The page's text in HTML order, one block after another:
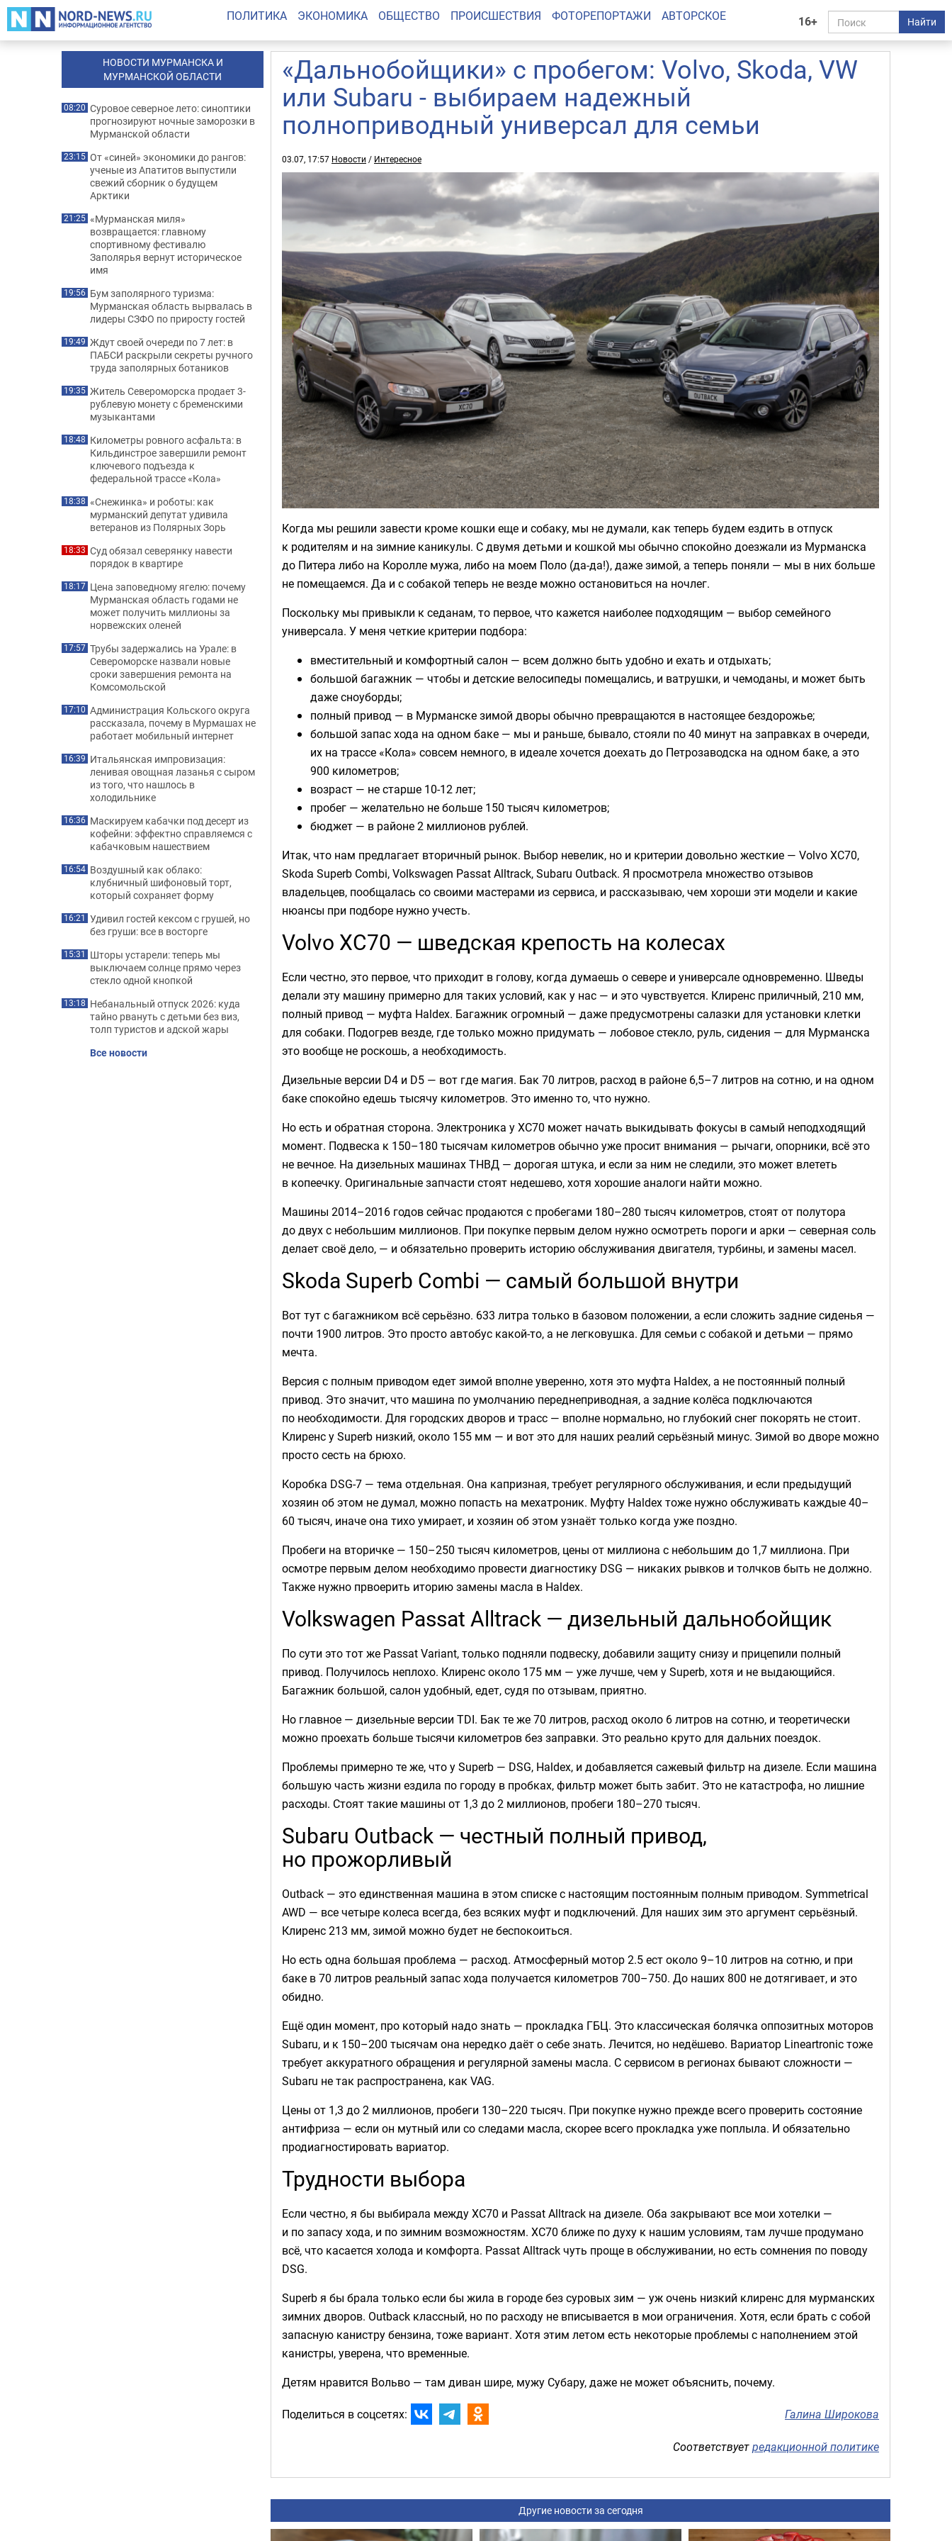
16+ Найти
ПОЛИТИКА ЭКОНОМИКА ОБЩЕСТВО ПРОИСШЕСТВИЯ ФОТОРЕПОРТАЖИ АВТОРСКОЕ
«Дальнобойщики» с пробегом: Volvo, Skoda, VW
или Subaru - выбираем надежный
полноприводный универсал для семьи
03.07, 17:57 Новости / Интересное
Когда мы решили завести кроме кошки еще и собаку, мы не думали, как теперь будем ездить в отпуск
к родителям и на зимние каникулы. С двумя детьми и кошкой мы обычно спокойно доезжали из Мурманска
до Питера либо на Королле мужа, либо на моем Поло (да-да!), даже зимой, а теперь поняли — мы в них больше
не помещаемся. Да и с собакой теперь не везде можно остановиться на ночлег.
Поскольку мы привыкли к седанам, то первое, что кажется наиболее подходящим — выбор семейного
универсала. У меня четкие критерии подбора:
вместительный и комфортный салон — всем должно быть удобно и ехать и отдыхать;
большой багажник — чтобы и детские велосипеды помещались, и ватрушки, и чемоданы, и может быть
даже сноуборды;
полный привод — в Мурманске зимой дворы обычно превращаются в настоящее бездорожье;
большой запас хода на одном баке — мы и раньше, бывало, стояли по 40 минут на заправках в очереди,
их на трассе «Кола» совсем немного, в идеале хочется доехать до Петрозаводска на одном баке, а это
900 километров;
возраст — не старше 10-12 лет;
пробег — желательно не больше 150 тысяч километров;
бюджет — в районе 2 миллионов рублей.
Итак, что нам предлагает вторичный рынок. Выбор невелик, но и критерии довольно жесткие — Volvo XC70,
Skoda Superb Combi, Volkswagen Passat Alltrack, Subaru Outback. Я просмотрела множество отзывов
владельцев, пообщалась со своими мастерами из сервиса, и рассказываю, чем хороши эти модели и какие
нюансы при подборе нужно учесть.
Volvo XC70 — шведская крепость на колесах
Если честно, это первое, что приходит в голову, когда думаешь о севере и универсале одновременно. Шведы
делали эту машину примерно для таких условий, как у нас — и это чувствуется. Клиренс приличный, 210 мм,
полный привод — муфта Haldex. Багажник огромный — даже предусмотрены салазки для установки клетки
для собаки. Подогрев везде, где только можно придумать — лобовое стекло, руль, сидения — для Мурманска
это вообще не роскошь, а необходимость.
Дизельные версии D4 и D5 — вот где магия. Бак 70 литров, расход в районе 6,5–7 литров на сотню, и на одном
баке спокойно едешь тысячу километров. Это именно то, что нужно.
Но есть и обратная сторона. Электроника у XC70 может начать выкидывать фокусы в самый неподходящий
момент. Подвеска к 150–180 тысячам километров обычно уже просит внимания — рычаги, опорники, всё это
не вечное. На дизельных машинах ТНВД — дорогая штука, и если за ним не следили, это может влететь
в копеечку. Оригинальные запчасти стоят недешево, хотя хорошие аналоги найти можно.
Машины 2014–2016 годов сейчас продаются с пробегами 180–280 тысяч километров, стоят от полутора
до двух с небольшим миллионов. При покупке первым делом нужно осмотреть пороги и арки — северная соль
делает своё дело, — и обязательно проверить историю обслуживания двигателя, турбины, и замены масел.
Skoda Superb Combi — самый большой внутри
Вот тут с багажником всё серьёзно. 633 литра только в базовом положении, а если сложить задние сиденья —
почти 1900 литров. Это просто автобус какой-то, а не легковушка. Для семьи с собакой и детьми — прямо
мечта.
Версия с полным приводом едет зимой вполне уверенно, хотя это муфта Haldex, а не постоянный полный
привод. Это значит, что машина по умолчанию переднеприводная, а задние колёса подключаются
по необходимости. Для городских дворов и трасс — вполне нормально, но глубокий снег покорять не стоит.
Клиренс у Superb низкий, около 155 мм — и вот это для наших реалий серьёзный минус. Зимой во дворе можно
просто сесть на брюхо.
Коробка DSG-7 — тема отдельная. Она капризная, требует регулярного обслуживания, и если предыдущий
хозяин об этом не думал, можно попасть на мехатроник. Муфту Haldex тоже нужно обслуживать каждые 40–
60 тысяч, иначе она тихо умирает, и хозяин об этом узнаёт только когда уже поздно.
Пробеги на вторичке — 150–250 тысяч километров, цены от миллиона с небольшим до 1,7 миллиона. При
осмотре первым делом необходимо провести диагностику DSG — никаких рывков и толчков быть не должно.
Также нужно првоерить иторию замены масла в Haldex.
Volkswagen Passat Alltrack — дизельный дальнобойщик
По сути это тот же Passat Variant, только подняли подвеску, добавили защиту снизу и прицепили полный
привод. Получилось неплохо. Клиренс около 175 мм — уже лучше, чем у Superb, хотя и не выдающийся.
Багажник большой, салон удобный, едет, судя по отзывам, приятно.
Но главное — дизельные версии TDI. Бак те же 70 литров, расход около 6 литров на сотню, и теоретически
можно проехать больше тысячи километров без заправки. Это реально круто для дальних поездок.
Проблемы примерно те же, что у Superb — DSG, Haldex, и добавляется сажевый фильтр на дизеле. Если машина
большую часть жизни ездила по городу в пробках, фильтр может быть забит. Это не катастрофа, но лишние
расходы. Стоят такие машины от 1,3 до 2 миллионов, пробеги 180–270 тысяч.
Subaru Outback — честный полный привод,
но прожорливый
Outback — это единственная машина в этом списке с настоящим постоянным полным приводом. Symmetrical
AWD — все четыре колеса всегда, без всяких муфт и подключений. Для наших зим это аргумент серьёзный.
Клиренс 213 мм, зимой можно будет не беспокоиться.
Но есть одна большая проблема — расход. Атмосферный мотор 2.5 ест около 9–10 литров на сотню, и при
баке в 70 литров реальный запас хода получается километров 700–750. До наших 800 не дотягивает, и это
обидно.
Ещё один момент, про который надо знать — прокладка ГБЦ. Это классическая болячка оппозитных моторов
Subaru, и к 150–200 тысячам она нередко даёт о себе знать. Лечится, но недёшево. Вариатор Lineartronic тоже
требует аккуратного обращения и регулярной замены масла. С сервисом в регионах бывают сложности —
Subaru не так распространена, как VAG.
Цены от 1,3 до 2 миллионов, пробеги 130–220 тысяч. При покупке нужно прежде всего проверить состояние
антифриза — если он мутный или со следами масла, скорее всего прокладка уже поплыла. И обязательно
продиагностировать вариатор.
Трудности выбора
Если честно, я бы выбирала между XC70 и Passat Alltrack на дизеле. Оба закрывают все мои хотелки —
и по запасу хода, и по зимним возможностям. XC70 ближе по духу к нашим условиям, там лучше продумано
всё, что касается холода и комфорта. Passat Alltrack чуть проще в обслуживании, но есть сомнения по поводу
DSG.
Superb я бы брала только если бы жила в городе без суровых зим — уж очень низкий клиренс для мурманских
зимних дворов. Outback классный, но по расходу не вписывается в мои ограничения. Хотя, если брать с собой
запасную канистру бензина, тоже вариант. Хотя этим летом есть некоторые проблемы с наполнением этой
канистры, уверена, что временные.
Детям нравится Вольво — там диван шире, мужу Субару, даже не может объяснить, почему.
Поделиться в соцсетях: Галина Широкова
Соответствуетредакционной политике
Другие новости за сегодня
НОВОСТИ МУРМАНСКА И
МУРМАНСКОЙ ОБЛАСТИ
08:20 Суровое северное лето: синоптики
прогнозируют ночные заморозки в
Мурманской области
23:15 От «синей» экономики до рангов:
ученые из Апатитов выпустили
свежий сборник о будущем
Арктики
21:25 «Мурманская миля»
возвращается: главному
спортивному фестивалю
Заполярья вернут историческое
имя
19:56 Бум заполярного туризма:
Мурманская область вырвалась в
лидеры СЗФО по приросту гостей
19:49 Ждут своей очереди по 7 лет: в
ПАБСИ раскрыли секреты ручного
труда заполярных ботаников
19:35 Житель Североморска продает 3-
рублевую монету с бременскими
музыкантами
18:48 Километры ровного асфальта: в
Кильдинстрое завершили ремонт
ключевого подъезда к
федеральной трассе «Кола»
18:38 «Снежинка» и роботы: как
мурманский депутат удивила
ветеранов из Полярных Зорь
18:33 Суд обязал северянку навести
порядок в квартире
18:17 Цена заповедному ягелю: почему
Мурманская область годами не
может получить миллионы за
норвежских оленей
17:57 Трубы задержались на Урале: в
Североморске назвали новые
сроки завершения ремонта на
Комсомольской
17:10 Администрация Кольского округа
рассказала, почему в Мурмашах не
работает мобильный интернет
16:39 Итальянская импровизация:
ленивая овощная лазанья с сыром
из того, что нашлось в
холодильнике
16:36 Маскируем кабачки под десерт из
кофейни: эффектно справляемся с
кабачковым нашествием
16:54 Воздушный как облако:
клубничный шифоновый торт,
который сохраняет форму
16:21 Удивил гостей кексом с грушей, но
без груши: все в восторге
15:31 Шторы устарели: теперь мы
выключаем солнце прямо через
стекло одной кнопкой
13:18 Небанальный отпуск 2026: куда
тайно рвануть с детьми без виз,
толп туристов и адской жары
Все новости